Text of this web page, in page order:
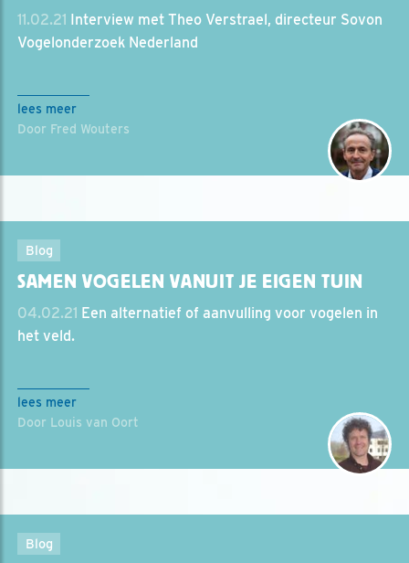
11.02.21 Interview met Theo Verstrael, directeur Sovon
Vogelonderzoek Nederland
lees meer
Door Fred Wouters
Blog
SAMEN VOGELEN VANUIT JE EIGEN TUIN
04.02.21 Een alternatief of aanvulling voor vogelen in
het veld.
lees meer
Door Louis van Oort
Blog